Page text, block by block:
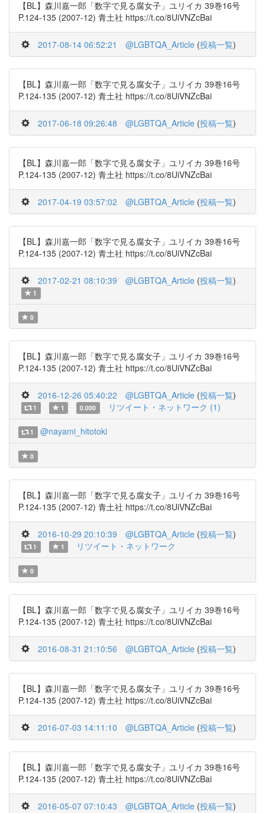
【BL】森川嘉一郎「数字で見る腐女子」ユリイカ 39巻16号
P.124-135 (2007-12) 青土社 https://t.co/8UiVNZcBai
2017-08-14 06:52:21 @LGBTQA_Article (投稿一覧)
【BL】森川嘉一郎「数字で見る腐女子」ユリイカ 39巻16号
P.124-135 (2007-12) 青土社 https://t.co/8UiVNZcBai
2017-06-18 09:26:48 @LGBTQA_Article (投稿一覧)
【BL】森川嘉一郎「数字で見る腐女子」ユリイカ 39巻16号
P.124-135 (2007-12) 青土社 https://t.co/8UiVNZcBai
2017-04-19 03:57:02 @LGBTQA_Article (投稿一覧)
【BL】森川嘉一郎「数字で見る腐女子」ユリイカ 39巻16号
P.124-135 (2007-12) 青土社 https://t.co/8UiVNZcBai
2017-02-21 08:10:39 @LGBTQA_Article (投稿一覧)
1
0
【BL】森川嘉一郎「数字で見る腐女子」ユリイカ 39巻16号
P.124-135 (2007-12) 青土社 https://t.co/8UiVNZcBai
2016-12-26 05:40:22 @LGBTQA_Article (投稿一覧)
1 1 0.000 リツイート・ネットワーク (1)
1 @nayami_hitotoki
0
【BL】森川嘉一郎「数字で見る腐女子」ユリイカ 39巻16号
P.124-135 (2007-12) 青土社 https://t.co/8UiVNZcBai
2016-10-29 20:10:39 @LGBTQA_Article (投稿一覧)
1 1 リツイート・ネットワーク
0
【BL】森川嘉一郎「数字で見る腐女子」ユリイカ 39巻16号
P.124-135 (2007-12) 青土社 https://t.co/8UiVNZcBai
2016-08-31 21:10:56 @LGBTQA_Article (投稿一覧)
【BL】森川嘉一郎「数字で見る腐女子」ユリイカ 39巻16号
P.124-135 (2007-12) 青土社 https://t.co/8UiVNZcBai
2016-07-03 14:11:10 @LGBTQA_Article (投稿一覧)
【BL】森川嘉一郎「数字で見る腐女子」ユリイカ 39巻16号
P.124-135 (2007-12) 青土社 https://t.co/8UiVNZcBai
2016-05-07 07:10:43 @LGBTQA_Article (投稿一覧)